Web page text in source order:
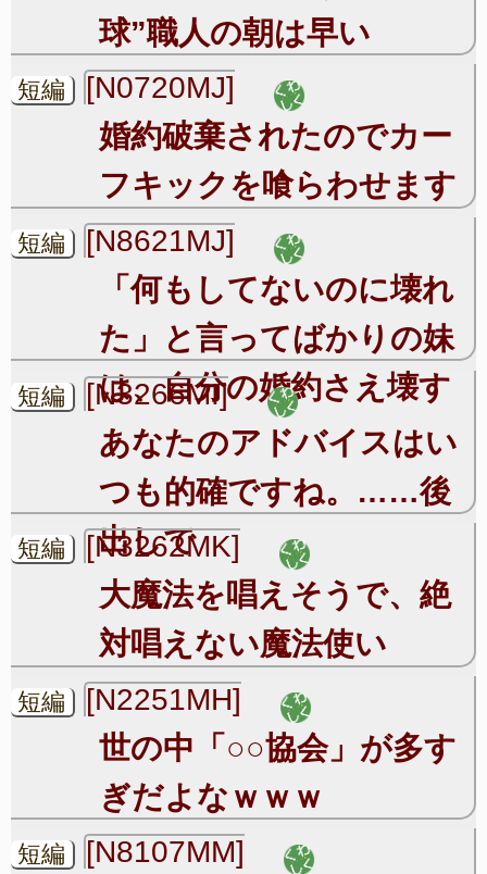
球”職人の朝は早い
短編 [N0720MJ]
婚約破棄されたのでカー
フキックを喰らわせます
短編 [N8621MJ]
「何もしてないのに壊れ
た」と言ってばかりの妹
は、自分の婚約さえ壊す
短編 [N3266MI]
あなたのアドバイスはい
つも的確ですね。……後
出しで
短編 [N3262MK]
大魔法を唱えそうで、絶
対唱えない魔法使い
短編 [N2251MH]
世の中「○○協会」が多す
ぎだよなｗｗｗ
短編 [N8107MM]